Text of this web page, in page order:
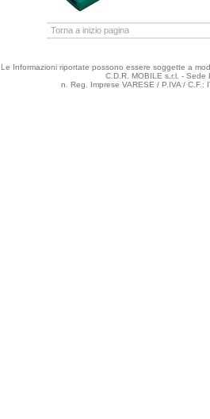
Torna a inizio pagina
Le Informazioni riportate possono essere soggette a
C.D.R. MOBILE s.r.l. -
n. Reg. Imprese VARESE / P.IVA /